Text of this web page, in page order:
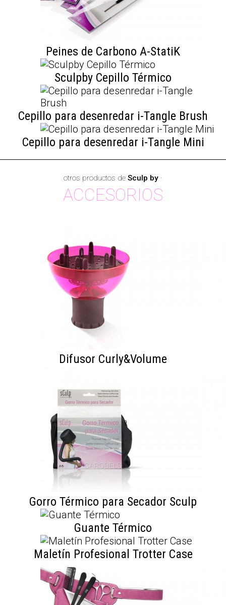
Peines de Carbono A-StatiK
Sculpby Cepillo Térmico
Cepillo para desenredar i-Tangle Brush
Cepillo para desenredar i-Tangle Mini
otros productos de Sculp by ·
ACCESORIOS
Difusor Curly&Volume
Gorro Térmico para Secador Sculp
Guante Térmico
Maletín Profesional Trotter Case